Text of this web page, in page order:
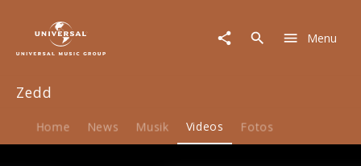
Menu
Zedd
Home News Musik Videos Fotos